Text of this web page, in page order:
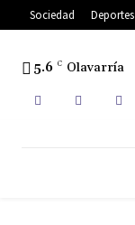
Sociedad Deportes
5.6 C Olavarría